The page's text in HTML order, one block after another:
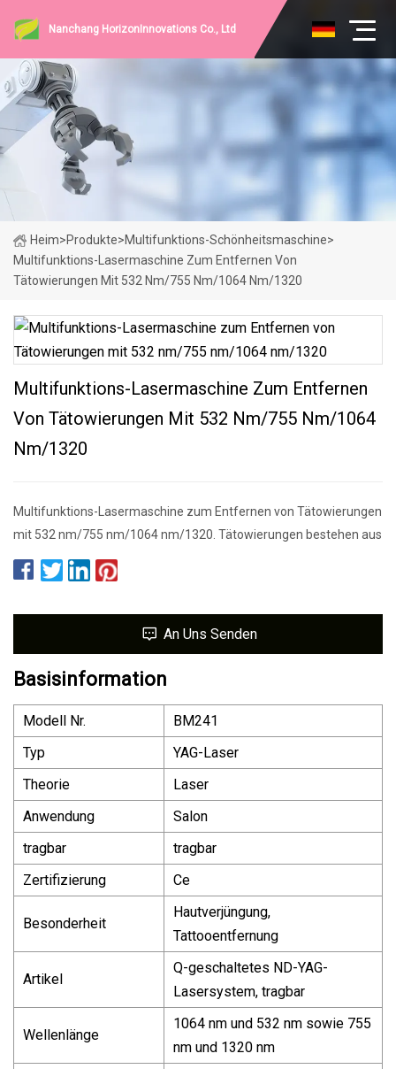
Nanchang HorizonInnovations Co., Ltd
Heim>Produkte>Multifunktions-Schönheitsmaschine>
Multifunktions-Lasermaschine Zum Entfernen Von
Tätowierungen Mit 532 Nm/755 Nm/1064 Nm/1320
Multifunktions-Lasermaschine Zum Entfernen
Von Tätowierungen Mit 532 Nm/755 Nm/1064
Nm/1320
Multifunktions-Lasermaschine zum Entfernen von Tätowierungen
mit 532 nm/755 nm/1064 nm/1320. Tätowierungen bestehen aus
An Uns Senden
Basisinformation
Modell Nr.
BM241
Typ
YAG-Laser
Theorie
Laser
Anwendung
Salon
tragbar
tragbar
Zertifizierung
Ce
Besonderheit
Hautverjüngung,
Tattooentfernung
Artikel
Q-geschaltetes ND-YAG-
Lasersystem, tragbar
Wellenlänge
1064 nm und 532 nm sowie 755
nm und 1320 nm